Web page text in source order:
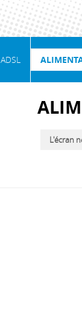
ADSL
L'écran